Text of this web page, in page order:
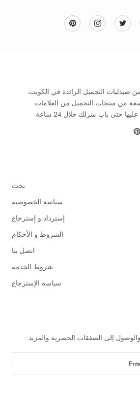
صيدليات التجميل الرائدة في الكويت.
من منتجات التجميل من العلامات
حتى باب منزلك خلال 24 ساعة
بحث
سياسة الخصوصية
إسترداد و إسترجاع
الشروط و الأحكام
اتصل بنا
شروط الخدمة
سياسة الإسترجاع
إلى الصفقات الحصرية والمزيد.